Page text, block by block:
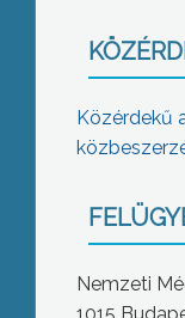
Közérdekű
Nemzeti